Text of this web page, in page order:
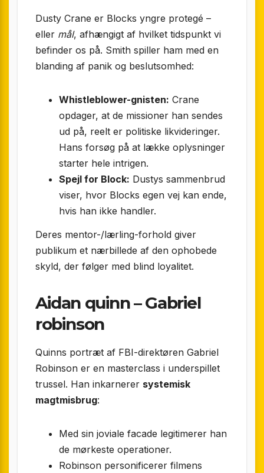
Dusty Crane er Blocks yngre protegé –
eller mål, afhængigt af hvilket tidspunkt vi
befinder os på. Smith spiller ham med en
blanding af panik og beslutsomhed:
Whistleblower-gnisten: Crane
opdager, at de missioner han sendes
ud på, reelt er politiske likvideringer.
Hans forsøg på at lække oplysninger
starter hele intrigen.
Spejl for Block: Dustys sammenbrud
viser, hvor Blocks egen vej kan ende,
hvis han ikke handler.
Deres mentor-/lærling-forhold giver
publikum et nærbillede af den ophobede
skyld, der følger med blind loyalitet.
Aidan quinn – Gabriel
robinson
Quinns portræt af FBI-direktøren Gabriel
Robinson er en masterclass i underspillet
trussel. Han inkarnerer systemisk
magtmisbrug:
Med sin joviale facade legitimerer han
de mørkeste operationer.
Robinson personificerer filmens